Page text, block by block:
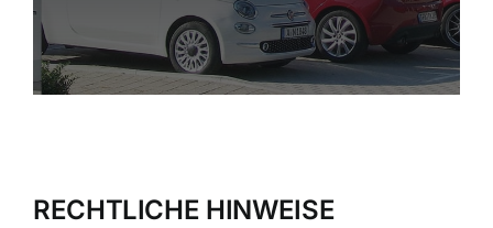
RECHTLICHE HINWEISE